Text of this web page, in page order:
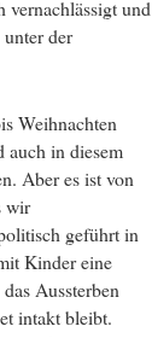
vernachlässigt und
der
Weihnachten
auch in diesem
Aber es ist von
wir
geführt in
Kinder eine
Aussterben
intakt bleibt.